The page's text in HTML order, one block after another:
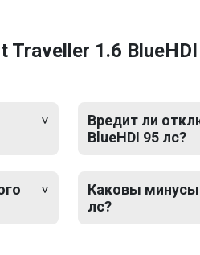
1.6 BlueHDI
Вредит ли
BlueHDI 95 лс?
Каковы минусы
лс?